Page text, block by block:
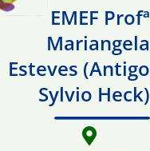
EMEF Profª
Mariangela
Esteves (Antigo
Sylvio Heck)